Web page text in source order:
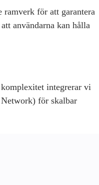
ramverk för att garantera
användarna kan hålla
integrerar vi
för skalbar